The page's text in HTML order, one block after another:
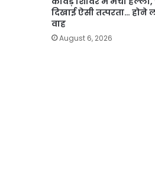
दिखाई ऐसी तत्परता… होने
वाह
August 6, 2026